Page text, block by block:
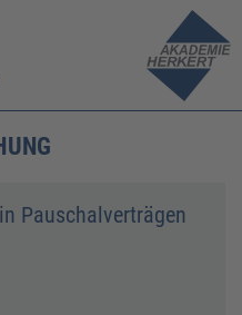
Pauschalverträgen